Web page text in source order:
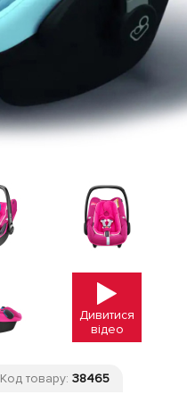
Дивитися
відео
Код товару: 38465